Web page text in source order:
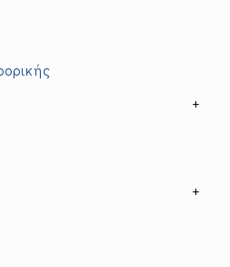
+
+